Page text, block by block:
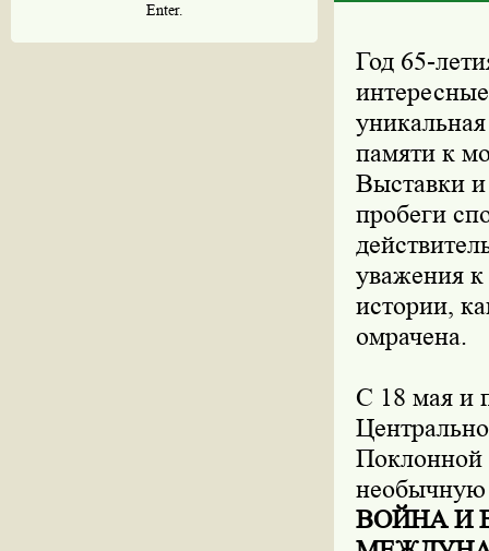
Enter.
Год 65-
памяти к
Выставки и
пробеги
уважения
истории,
омрачена.
С 18 мая и
Поклонной
ВОЙНА И